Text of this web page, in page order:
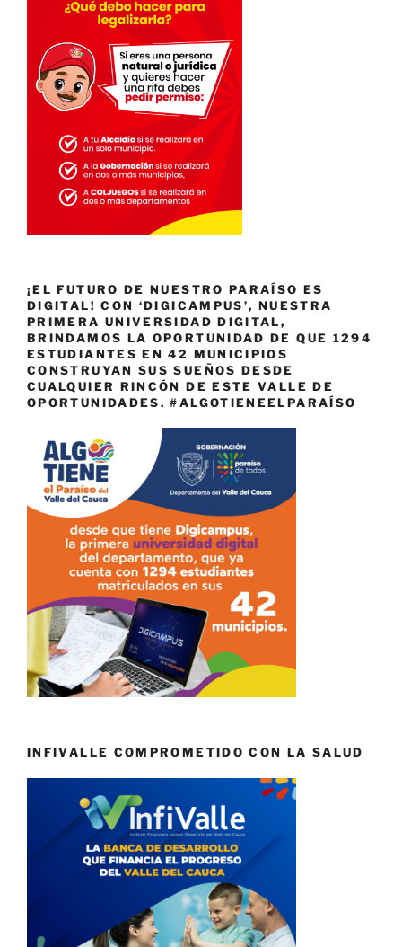
¡EL FUTURO DE NUESTRO PARAÍSO ES
DIGITAL! CON ‘DIGICAMPUS’, NUESTRA
PRIMERA UNIVERSIDAD DIGITAL,
BRINDAMOS LA OPORTUNIDAD DE QUE 1294
ESTUDIANTES EN 42 MUNICIPIOS
CONSTRUYAN SUS SUEÑOS DESDE
CUALQUIER RINCÓN DE ESTE VALLE DE
OPORTUNIDADES. #ALGOTIENEELPARAÍSO
INFIVALLE COMPROMETIDO CON LA SALUD